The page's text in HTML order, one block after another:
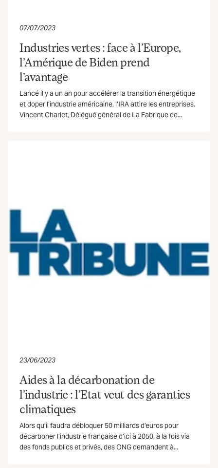
07/07/2023
Industries vertes : face à l’Europe,
l’Amérique de Biden prend
l’avantage
Lancé il y a un an pour accélérer la transition énergétique
et doper l’industrie américaine, l’IRA attire les entreprises.
Vincent Charlet, Délégué général de La Fabrique de...
23/06/2023
Aides à la décarbonation de
l’industrie : l’Etat veut des garanties
climatiques
Alors qu’il faudra débloquer 50 milliards d’euros pour
décarboner l’industrie française d’ici à 2050, à la fois via
des fonds publics et privés, des ONG demandent à...